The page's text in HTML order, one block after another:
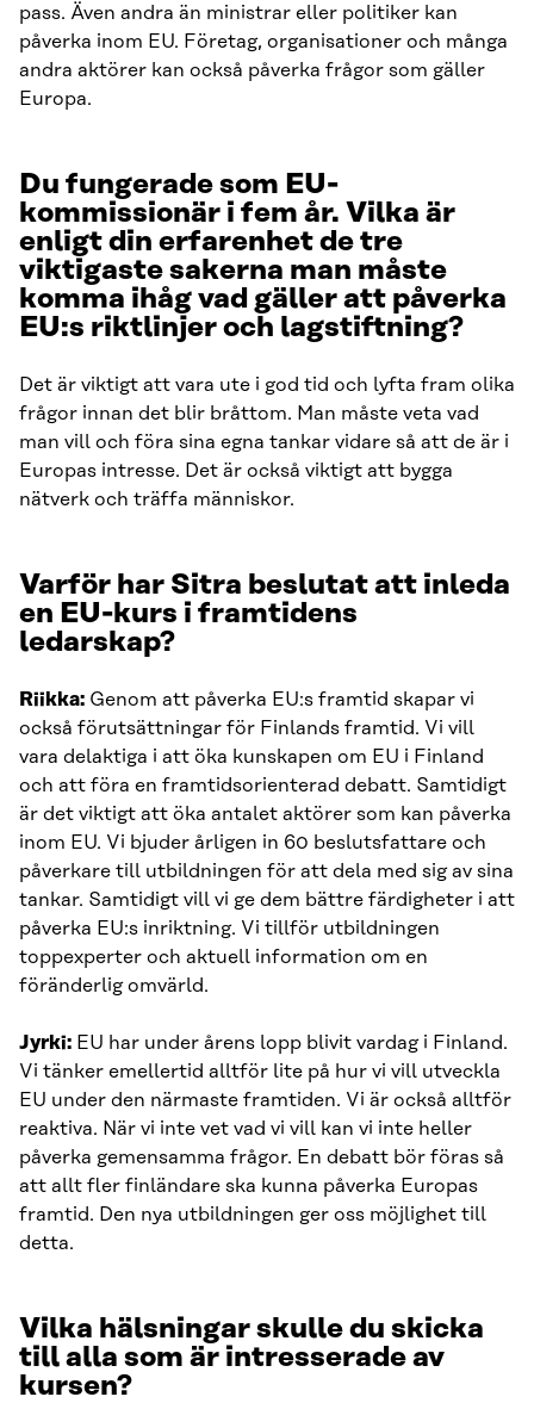
pass. Även andra än ministrar eller politiker kan
påverka inom EU. Företag, organisationer och många
andra aktörer kan också påverka frågor som gäller
Europa.
Du fungerade som EU-
kommissionär i fem år. Vilka är
enligt din erfarenhet de tre
viktigaste sakerna man måste
komma ihåg vad gäller att påverka
EU:s riktlinjer och lagstiftning?
Det är viktigt att vara ute i god tid och lyfta fram olika
frågor innan det blir bråttom. Man måste veta vad
man vill och föra sina egna tankar vidare så att de är i
Europas intresse. Det är också viktigt att bygga
nätverk och träffa människor.
Varför har Sitra beslutat att inleda
en EU-kurs i framtidens
ledarskap?
Riikka: Genom att påverka EU:s framtid skapar vi
också förutsättningar för Finlands framtid. Vi vill
vara delaktiga i att öka kunskapen om EU i Finland
och att föra en framtidsorienterad debatt. Samtidigt
är det viktigt att öka antalet aktörer som kan påverka
inom EU. Vi bjuder årligen in 60 beslutsfattare och
påverkare till utbildningen för att dela med sig av sina
tankar. Samtidigt vill vi ge dem bättre färdigheter i att
påverka EU:s inriktning. Vi tillför utbildningen
toppexperter och aktuell information om en
föränderlig omvärld.
Jyrki: EU har under årens lopp blivit vardag i Finland.
Vi tänker emellertid alltför lite på hur vi vill utveckla
EU under den närmaste framtiden. Vi är också alltför
reaktiva. När vi inte vet vad vi vill kan vi inte heller
påverka gemensamma frågor. En debatt bör föras så
att allt fler finländare ska kunna påverka Europas
framtid. Den nya utbildningen ger oss möjlighet till
detta.
Vilka hälsningar skulle du skicka
till alla som är intresserade av
kursen?